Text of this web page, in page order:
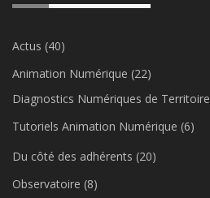
Actus (40)
Animation Numérique (22)
Diagnostics Numériques de Territoire
Tutoriels Animation Numérique (6)
Du côté des adhérents (20)
Observatoire (8)